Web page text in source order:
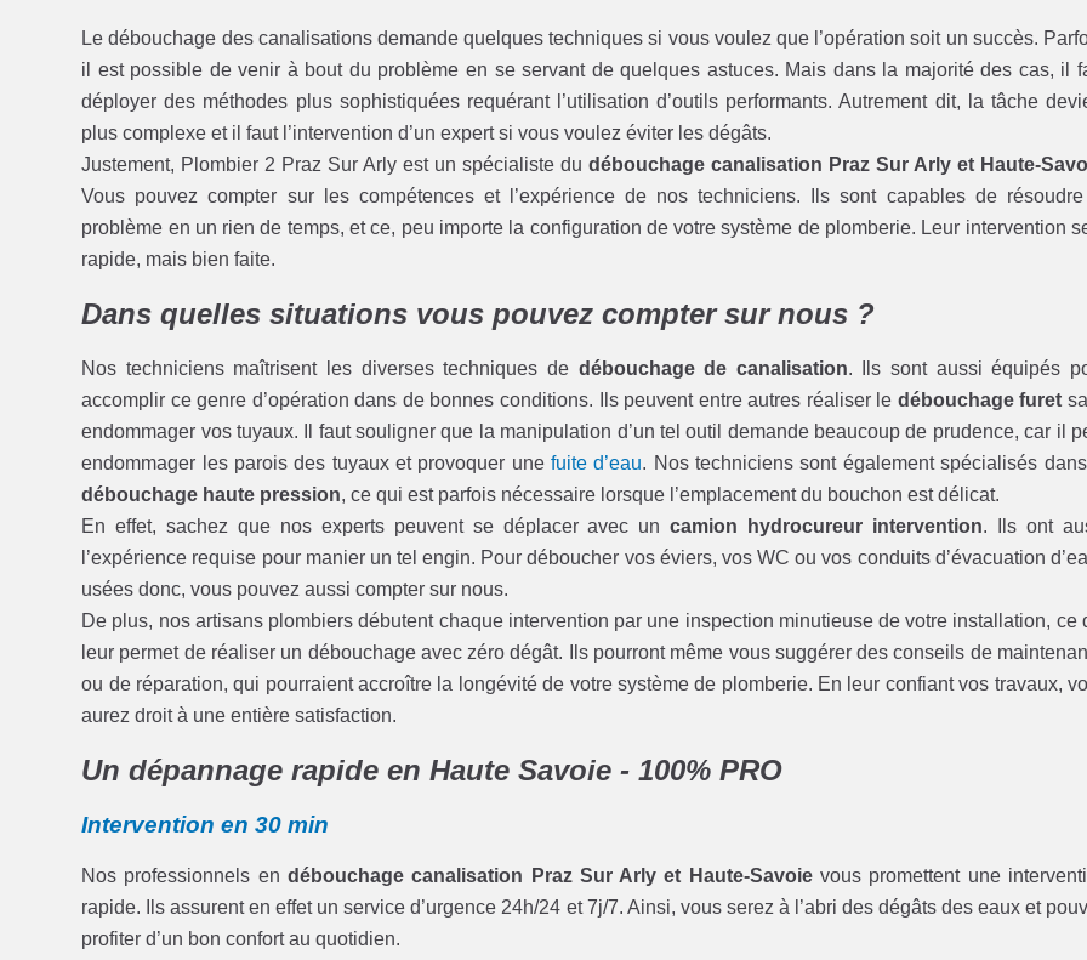
Le débouchage des canalisations demande quelques techniques si vous voulez que l’opération soit un succès.
il est possible de venir à bout du problème en se servant de quelques astuces. Mais dans la majorité des cas, il
déployer des méthodes plus sophistiquées requérant l’utilisation d’outils performants. Autrement dit, la tâche
plus complexe et il faut l’intervention d’un expert si vous voulez éviter les dégâts.
Justement, Plombier 2 Praz Sur Arly est un spécialiste dudébouchage canalisation Praz Sur Arly et Haute-
Vous pouvez compter sur les compétences et l’expérience de nos techniciens. Ils sont capables de
problème en un rien de temps, et ce, peu importe la configuration de votre système de plomberie. Leur intervention
rapide, mais bien faite.
Dans quelles situations vous pouvez compter sur nous ?
Nos techniciens maîtrisent les diverses techniques de débouchage de canalisation. Ils sont aussi équipés
accomplir ce genre d’opération dans de bonnes conditions. Ils peuvent entre autres réaliser le débouchage furet
endommager vos tuyaux. Il faut souligner que la manipulation d’un tel outil demande beaucoup de prudence, car il
endommager les parois des tuyaux et provoquer unefuite d’eau. Nos techniciens sont également spécialisés
débouchage haute pression, ce qui est parfois nécessaire lorsque l’emplacement du bouchon est délicat.
En effet, sachez que nos experts peuvent se déplacer avec uncamion hydrocureur intervention. Ils ont
l’expérience requise pour manier un tel engin. Pour déboucher vos éviers, vos WC ou vos conduits d’évacuation
usées donc, vous pouvez aussi compter sur nous.
De plus, nos artisans plombiers débutent chaque intervention par une inspection minutieuse de votre installation, ce
leur permet de réaliser un débouchage avec zéro dégât. Ils pourront même vous suggérer des conseils de
ou de réparation, qui pourraient accroître la longévité de votre système de plomberie. En leur confiant vos travaux,
aurez droit à une entière satisfaction.
Un dépannage rapide en Haute Savoie - 100% PRO
Intervention en 30 min
Nos professionnels endébouchage canalisation Praz Sur Arly et Haute-Savoievous promettent une
rapide. Ils assurent en effet un service d’urgence 24h/24 et 7j/7. Ainsi, vous serez à l’abri des dégâts des eaux et
profiter d’un bon confort au quotidien.